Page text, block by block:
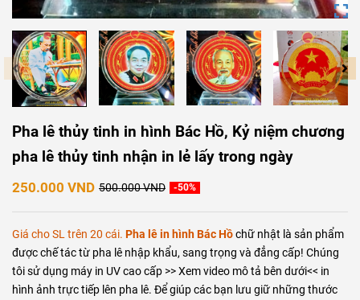
Pha lê thủy tinh in hình Bác Hồ, Kỷ niệm chương
pha lê thủy tinh nhận in lẻ lấy trong ngày
250.000 VND 500.000 VND -50%
Giá cho SL trên 20 cái. Pha lê in hình Bác Hồchữ nhật là sản phẩm
được chế tác từ pha lê nhập khẩu, sang trọng và đẳng cấp! Chúng
tôi sử dụng máy in UV cao cấp >> Xem video mô tả bên dưới<< in
hình ảnh trực tiếp lên pha lê. Để giúp các bạn lưu giữ những thước